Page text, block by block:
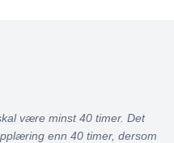
være minst 40 timer. Det
enn 40 timer, dersom